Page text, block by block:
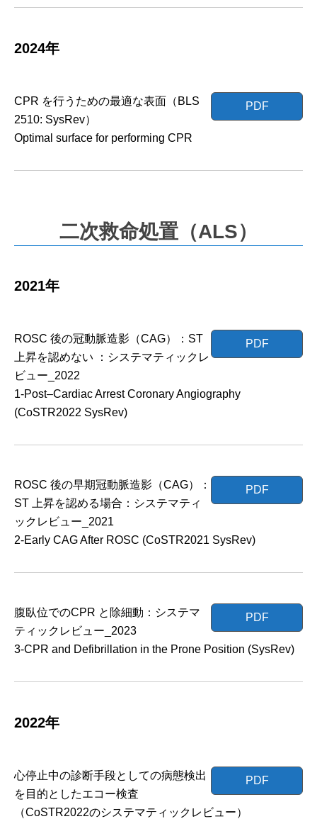
2024年
PDF
CPR を行うための最適な表面（BLS
2510: SysRev）
Optimal surface for performing CPR
二次救命処置（ALS）
2021年
PDF
ROSC 後の冠動脈造影（CAG）：ST
上昇を認めない ：システマティックレ
ビュー_2022
1-Post–Cardiac Arrest Coronary Angiography
(CoSTR2022 SysRev)
PDF
ROSC 後の早期冠動脈造影（CAG）：
ST 上昇を認める場合：システマティ
ックレビュー_2021
2-Early CAG After ROSC (CoSTR2021 SysRev)
PDF
腹臥位でのCPR と除細動：システマ
ティックレビュー_2023
3-CPR and Defibrillation in the Prone Position (SysRev)
2022年
PDF
心停止中の診断手段としての病態検出
を目的としたエコー検査
（CoSTR2022のシステマティックレビュー）